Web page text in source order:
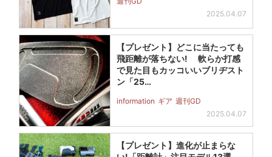
2025.04.07
【プレゼント】どこに当たっても
飛距離が落ちない! 軟らか打感
で見た目もカッコいいブリヂスト
ン「25…
information ギア 週刊GD
2025.04.07
【プレゼント】進化が止まらな